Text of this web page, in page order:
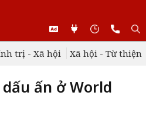
trị - Xã hội Xã hội - Từ thiện
ấn ở World